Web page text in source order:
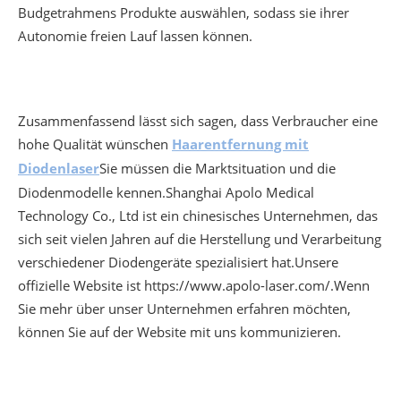
Budgetrahmens Produkte auswählen, sodass sie ihrer
Autonomie freien Lauf lassen können.
Zusammenfassend lässt sich sagen, dass Verbraucher eine
hohe Qualität wünschen Haarentfernung mit
DiodenlaserSie müssen die Marktsituation und die
Diodenmodelle kennen.Shanghai Apolo Medical
Technology Co., Ltd ist ein chinesisches Unternehmen, das
sich seit vielen Jahren auf die Herstellung und Verarbeitung
verschiedener Diodengeräte spezialisiert hat.Unsere
offizielle Website ist https://www.apolo-laser.com/.Wenn
Sie mehr über unser Unternehmen erfahren möchten,
können Sie auf der Website mit uns kommunizieren.